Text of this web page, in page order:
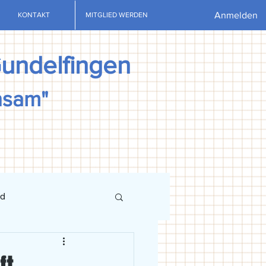
KONTAKT MITGLIED WERDEN Anmelden